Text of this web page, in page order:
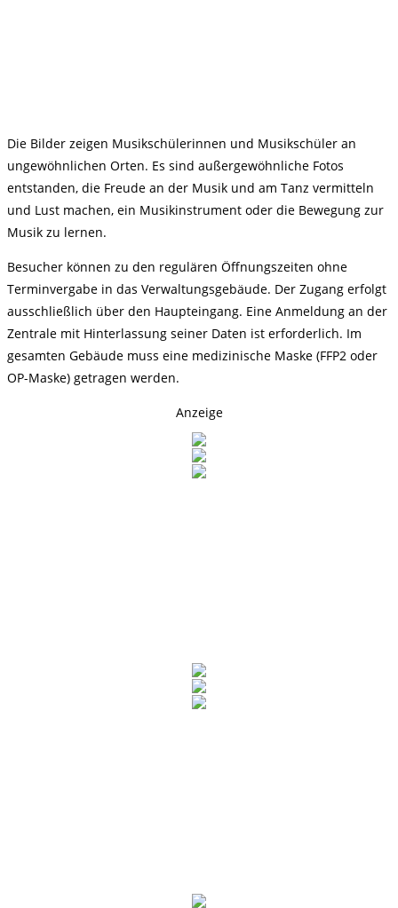
Die Bilder zeigen Musikschülerinnen und Musikschüler an
ungewöhnlichen Orten. Es sind außergewöhnliche Fotos
entstanden, die Freude an der Musik und am Tanz vermitteln
und Lust machen, ein Musikinstrument oder die Bewegung zur
Musik zu lernen.
Besucher können zu den regulären Öffnungszeiten ohne
Terminvergabe in das Verwaltungsgebäude. Der Zugang erfolgt
ausschließlich über den Haupteingang. Eine Anmeldung an der
Zentrale mit Hinterlassung seiner Daten ist erforderlich. Im
gesamten Gebäude muss eine medizinische Maske (FFP2 oder
OP-Maske) getragen werden.
Anzeige